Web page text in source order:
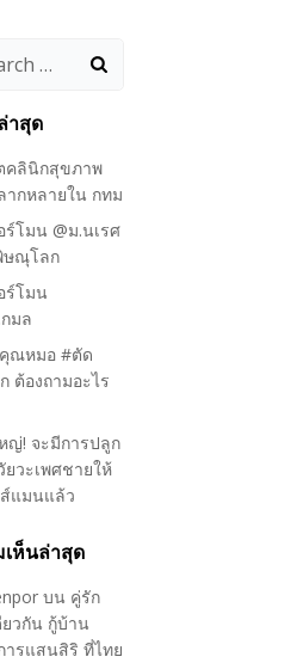
าสุด
คลินิกสุขภาพ
ากหลายใน กทม
ร์โมน @ม.นเรศ
ษณุโลก
ร์โมน
มล
ณหมอ #ตัด
ต้องถามอะไร
ญ่! จะมีการปลูก
ยวะเพศชายให้
แมนแล้ว
ห็นล่าสุด
บน คู่รัก
ยวกัน กู้บ้าน
ารแสนสิริ ที่ไทย